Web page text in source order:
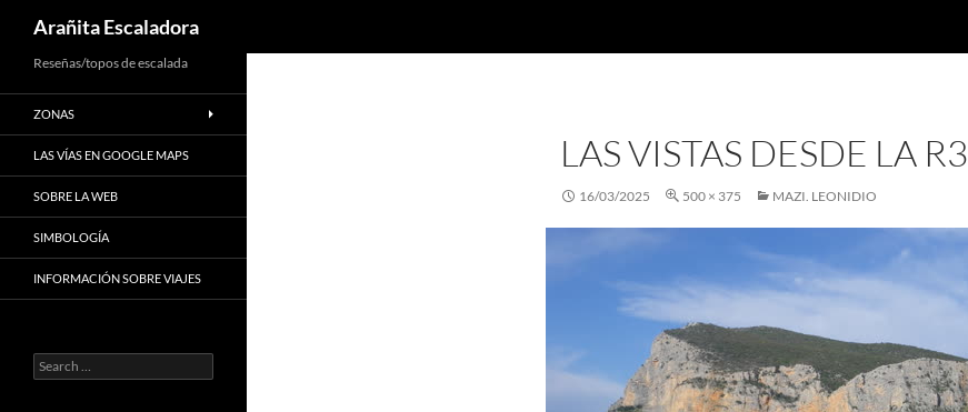
to
content
Arañita Escaladora
LAS VISTAS DESDE LA R3
16/03/2025 500 × 375 MAZI. LEONIDIO
Reseñas/topos de escalada
ZONAS
LAS VÍAS EN GOOGLE MAPS
SOBRE LA WEB
SIMBOLOGÍA
INFORMACIÓN SOBRE VIAJES
Search
for: